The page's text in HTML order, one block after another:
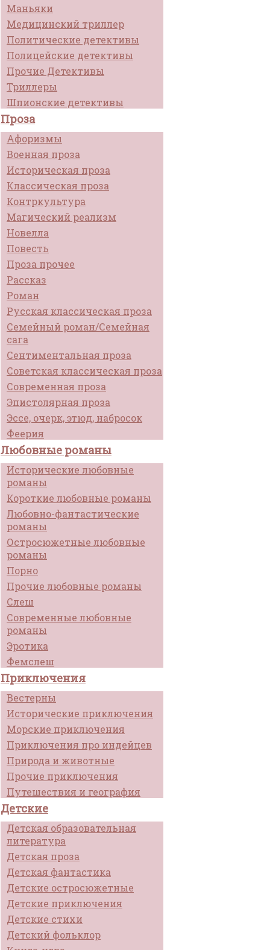
Маньяки
Медицинский триллер
Политические детективы
Полицейские детективы
Прочие Детективы
Триллеры
Шпионские детективы
Проза
Афоризмы
Военная проза
Историческая проза
Классическая проза
Контркультура
Магический реализм
Новелла
Повесть
Проза прочее
Рассказ
Роман
Русская классическая проза
Семейный роман/Семейная
сага
Сентиментальная проза
Советская классическая проза
Современная проза
Эпистолярная проза
Эссе, очерк, этюд, набросок
Феерия
Любовные романы
Исторические любовные
романы
Короткие любовные романы
Любовно-фантастические
романы
Остросюжетные любовные
романы
Порно
Прочие любовные романы
Слеш
Современные любовные
романы
Эротика
Фемслеш
Приключения
Вестерны
Исторические приключения
Морские приключения
Приключения про индейцев
Природа и животные
Прочие приключения
Путешествия и география
Детские
Детская образовательная
литература
Детская проза
Детская фантастика
Детские остросюжетные
Детские приключения
Детские стихи
Детский фольклор